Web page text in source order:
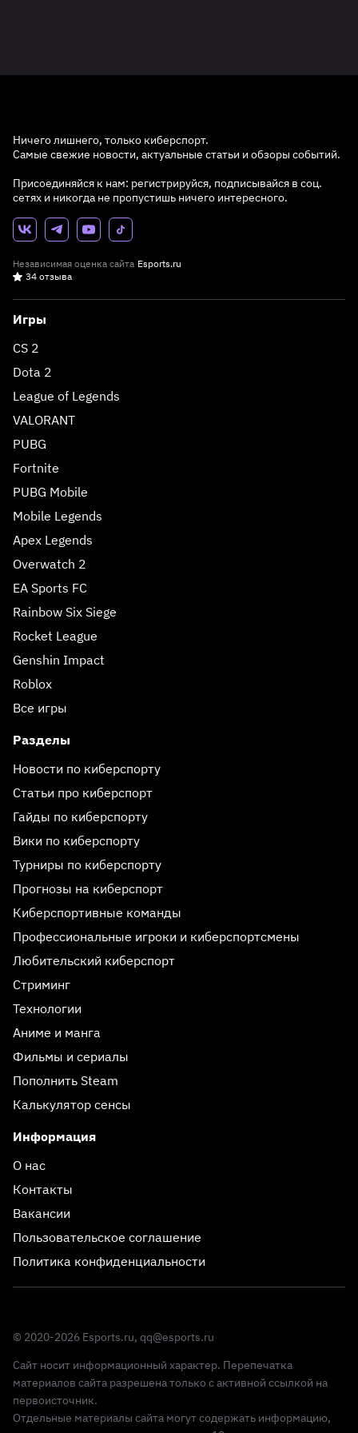
Ничего лишнего, только киберспорт.
Самые свежие новости, актуальные статьи и обзоры событий.
Присоединяйся к нам: регистрируйся, подписывайся в соц.
сетях и никогда не пропустишь ничего интересного.
Независимая оценка сайта Esports.ru
34 отзыва
Игры
CS 2
Dota 2
League of Legends
VALORANT
PUBG
Fortnite
PUBG Mobile
Mobile Legends
Apex Legends
Overwatch 2
EA Sports FC
Rainbow Six Siege
Rocket League
Genshin Impact
Roblox
Все игры
Разделы
Новости по киберспорту
Статьи про киберспорт
Гайды по киберспорту
Вики по киберспорту
Турниры по киберспорту
Прогнозы на киберспорт
Киберспортивные команды
Профессиональные игроки и киберспортсмены
Любительский киберспорт
Стриминг
Технологии
Аниме и манга
Фильмы и сериалы
Пополнить Steam
Калькулятор сенсы
Информация
О нас
Контакты
Вакансии
Пользовательское соглашение
Политика конфиденциальности
© 2020-2026 Esports.ru, qq@esports.ru
Сайт носит информационный характер. Перепечатка
материалов сайта разрешена только с активной ссылкой на
первоисточник.
Отдельные материалы сайта могут содержать информацию,